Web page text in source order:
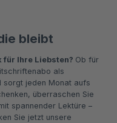
bleibt
für Ihre Liebsten? Ob für
als
sorgt jeden Monat aufs
überraschen Sie
spannender Lektüre –
Sie jetzt unsere